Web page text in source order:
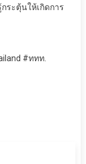
ระตุ้นให้เกิดการ
#ททท.